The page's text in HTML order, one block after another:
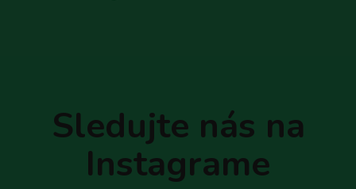
Sledujte nás na
Instagrame